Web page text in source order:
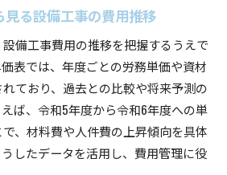
もり時に押さえるべき労務単価情
価表利用時に気をつけたいポイン
活用で防げる見積もりのトラブル
労務単価に基づいた費用算定法
務単価改定が見積もりに与える影
る設備工事の費用推移
備工事費用の推移を把握するうえで
表では、年度ごとの労務単価や資材
ており、過去との比較や将来予測の
ば、令和5年度から令和6年度への単
、材料費や人件費の上昇傾向を具体
したデータを活用し、費用管理に役